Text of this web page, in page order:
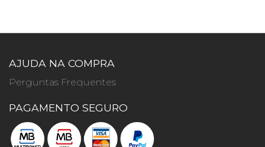
AJUDA NA COMPRA
Perguntas Frequentes
PAGAMENTO SEGURO